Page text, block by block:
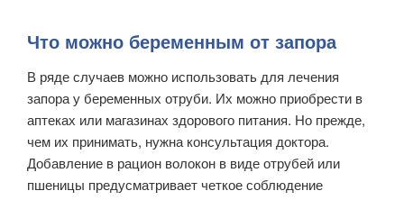
Что можно беременным от запора
В ряде случаев можно использовать для лечения
запора у беременных отруби. Их можно приобрести в
аптеках или магазинах здорового питания. Но прежде,
чем их принимать, нужна консультация доктора.
Добавление в рацион волокон в виде отрубей или
пшеницы предусматривает четкое соблюдение